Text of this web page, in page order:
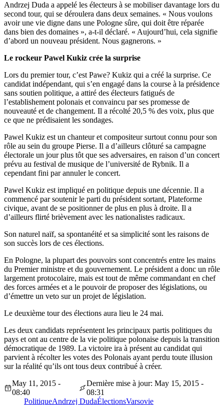
Andrzej Duda a appelé les électeurs à se mobiliser davantage lors du
second tour, qui se déroulera dans deux semaines. « Nous voulons
avoir une vie digne dans une Pologne sûre, qui doit être réparée
dans bien des domaines », a-t-il déclaré. « Aujourd’hui, cela signifie
d’abord un nouveau président. Nous gagnerons. »
Le rockeur Pawel Kukiz crée la surprise
Lors du premier tour, c’est Pawe? Kukiz qui a créé la surprise. Ce
candidat indépendant, qui s’en engagé dans la course à la présidence
sans soutien politique, a attiré des électeurs fatigués de
l’establishement polonais et convaincu par ses promesse de
nouveauté et de changement. Il a récolté 20,5 % des voix, plus que
ce que ne prédisaient les sondages.
Pawel Kukiz est un chanteur et compositeur surtout connu pour son
rôle au sein du groupe Pierse. Il a d’ailleurs clôturé sa campagne
électorale un jour plus tôt que ses adversaires, en raison d’un concert
prévu au festival de musique de l’université de Rybnik. Il a
cependant fini par annuler le concert.
Pawel Kukiz est impliqué en politique depuis une décennie. Il a
commencé par soutenir le parti du président sortant, Plateforme
civique, avant de se positionner de plus en plus à droite. Il a
d’ailleurs flirté brièvement avec les nationalistes radicaux.
Son naturel naïf, sa spontanéité et sa simplicité sont les raisons de
son succès lors de ces élections.
En Pologne, la plupart des pouvoirs sont concentrés entre les mains
du Premier ministre et du gouvernement. Le président a donc un rôle
largement protocolaire, mais est tout de même commandant en chef
des forces armées et a le pouvoir de proposer des législations, ou
d’émettre un veto sur un projet de législation.
Le deuxième tour des élections aura lieu le 24 mai.
Les deux candidats représentent les principaux partis politiques du
pays et ont au centre de la vie politique polonaise depuis la transition
démocratique de 1989. La victoire ira à présent au candidat qui
parvient à récolter les votes des Polonais ayant perdu toute illusion
sur la réalité qu’ils ont tous deux contribué à créer.
May 11, 2015 -
08:40
Dernière mise à jour: May 15, 2015 -
08:31
PolitiqueAndrzej DudaÉlectionsVarsovie